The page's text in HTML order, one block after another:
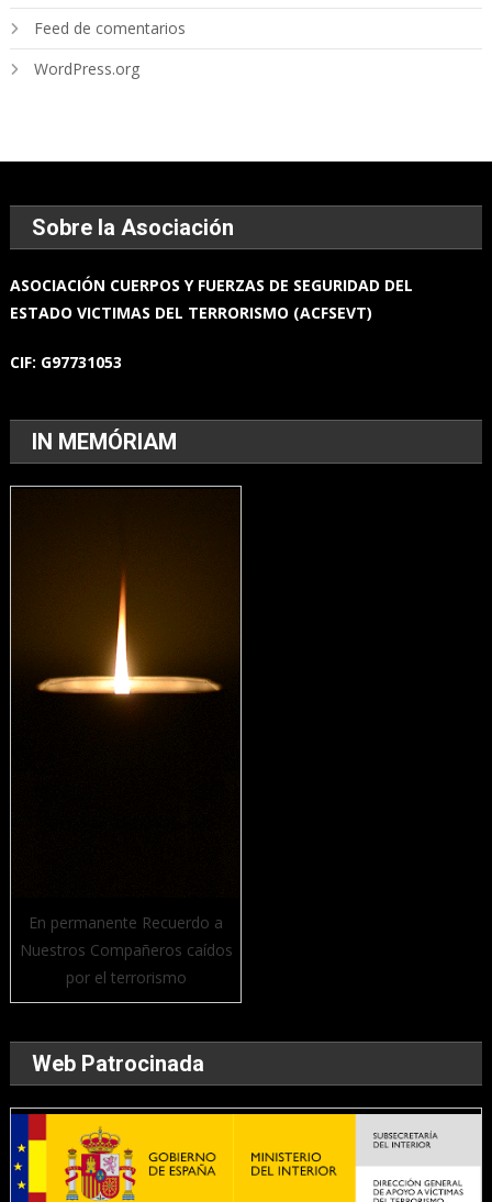
Feed de comentarios
WordPress.org
Sobre la Asociación
ASOCIACIÓN CUERPOS Y FUERZAS DE SEGURIDAD DEL
ESTADOVICTIMAS DEL TERRORISMO (ACFSEVT)
CIF: G97731053
IN MEMÓRIAM
En permanente Recuerdo a
Nuestros Compañeros caídos
por el terrorismo
Web Patrocinada